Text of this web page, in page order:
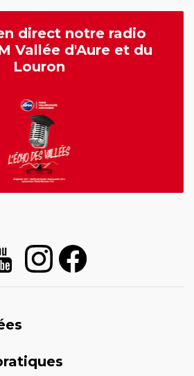
direct notre radio
Vallée d'Aure et du
Louron